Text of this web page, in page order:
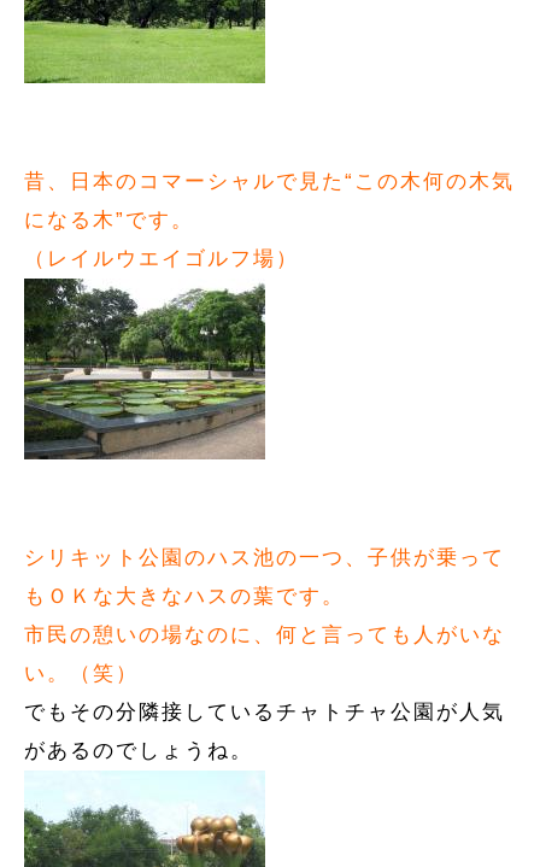
昔、日本のコマーシャルで見た“この木何の木気
になる木”です。
（レイルウエイゴルフ場）
シリキット公園のハス池の一つ、子供が乗って
もＯＫな大きなハスの葉です。
市民の憩いの場なのに、何と言っても人がいな
い。（笑）
でもその分隣接しているチャトチャ公園が人気
があるのでしょうね。